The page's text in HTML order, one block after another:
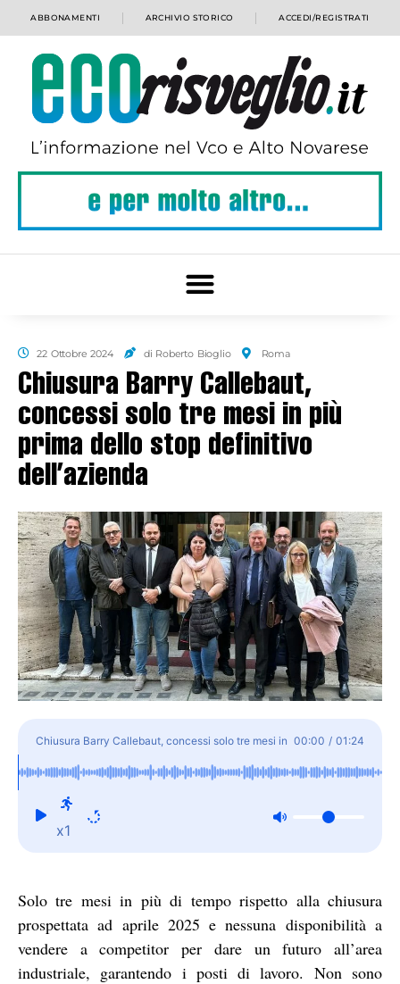
ABBONAMENTI ARCHIVIO STORICO ACCEDI/REGISTRATI
22 Ottobre 2024 di Roberto Bioglio Roma
Chiusura Barry Callebaut,
concessi solo tre mesi in più
prima dello stop definitivo
dell’azienda
Chiusura Barry Callebaut, concessi solo tre mesi in
più prima dello stop definitivo dell'azienda
00:00 / 01:24
x1
Solo tre mesi in più di tempo rispetto alla chiusura
prospettata ad aprile 2025 e nessuna disponibilità a
vendere a competitor per dare un futuro all’area
industriale, garantendo i posti di lavoro. Non sono